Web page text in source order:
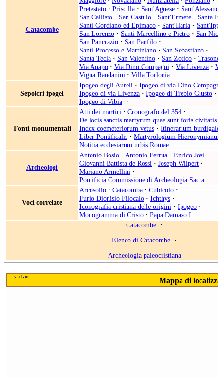
Catacombe
Pretestato · Priscilla · Sant'Agnese ·
San Callisto · San Castulo · Sant'Ermete · Santa
Santi Gordiano ed Epimaco · Sant'Ilaria ·
San Lorenzo · Santi Marcellino e Pietro · San
San Pancrazio · San Panfilo ·
Santi Processo e Martiniano · San Sebastiano ·
Santa Tecla · San Valentino · San Zotico ·
Via Anapo · Via Dino Compagni · Via Livenza ·
Vigna Randanini · Villa Torlonia
Sepolcri ipogei
Ipogeo degli Aureli · Ipogeo di via Dino
Ipogeo di via Livenza · Ipogeo di Trebio Giusto ·
Ipogeo di Vibia ·
Fonti monumentali
Atti dei martiri · Cronografo del 354 ·
De locis sanctis martyrum quae sunt foris civitatis
Index coemeteriorum vetus · Itinerarium
Liber Pontificalis · Martyrologium
Notitia ecclesiarum urbis Romae
Archeologi
Antonio Bosio · Antonio Ferrua · Enrico Josi ·
Giovanni Battista de Rossi · Joseph Wilpert ·
Mariano Armellini ·
Pontificia Commissione di Archeologia Sacra
Voci correlate
Arcosolio · Catacomba · Cubicolo ·
Furio Dionisio Filocalo · Ichthys ·
Iconografia cristiana delle origini · Ipogeo ·
Monogramma di Cristo · Papa Damaso I
Catacombe ·
Elenco di Catacombe ·
Archeologia paleocristiana
v • d • m Mappa di